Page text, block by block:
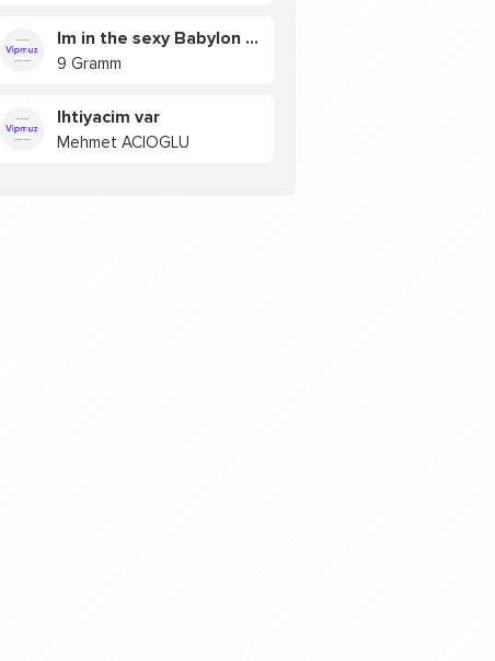
Im in the sexy Babylon БУЯ
9 Gramm
Ihtiyacim var
Mehmet ACIOGLU